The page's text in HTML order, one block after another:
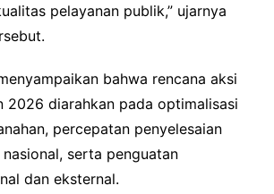
pelayanan publik,” ujarnya
bahwa rencana aksi
2026 diarahkan pada optimalisasi
percepatan penyelesaian
serta penguatan
dan eksternal.